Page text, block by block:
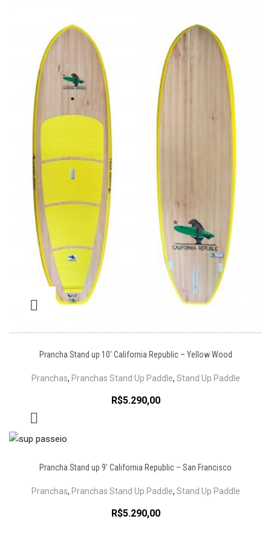
Prancha Stand up 10′ California Republic – Yellow Wood
Pranchas, Pranchas Stand Up Paddle, Stand Up Paddle
R$5.290,00
Prancha Stand up 9′ California Republic – San Francisco
Pranchas, Pranchas Stand Up Paddle, Stand Up Paddle
R$5.290,00